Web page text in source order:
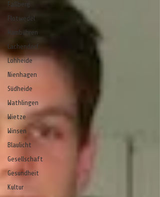
Faßberg
Flotwedel
Hambühren
Lachendorf
Lohheide
Nienhagen
Südheide
Wathlingen
Wietze
Winsen
Blaulicht
Gesellschaft
Gesundheit
Kultur